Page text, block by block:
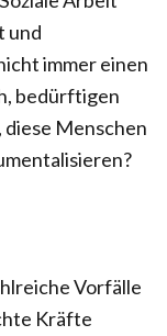
und
immer einen
bedürftigen
diese Menschen
Vorfälle
Kräfte